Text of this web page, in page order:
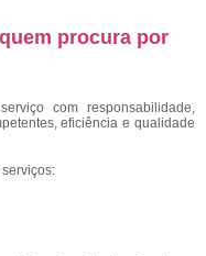
procura por
com responsabilidade,
eficiência e qualidade